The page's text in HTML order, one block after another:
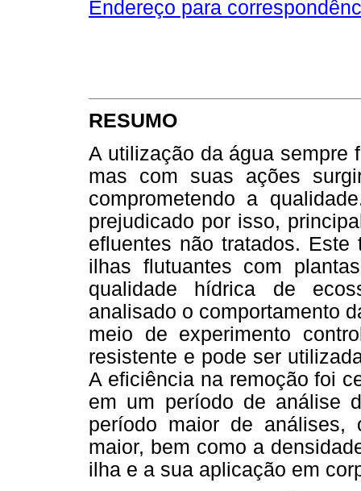
Endereço para
RESUMO
A utilização da água sempre
mas com suas ações
comprometendo a
prejudicado por isso,
efluentes não tratados.
ilhas flutuantes com
qualidade hídrica de
analisado o comportamento
meio de experimento
resistente e pode ser
A eficiência na remoção foi
em um período de análise
período maior de análises,
maior, bem como a
ilha e a sua aplicação em